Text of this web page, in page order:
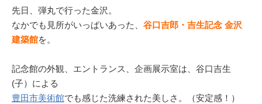
先日、弾丸で行った金沢。
なかでも見所がいっぱいあった、 谷口吉郎・吉生記念 金沢
建築館を。
記念館の外観、エントランス、企画展示室は、谷口吉生
(子）による
豊田市美術館でも感じた洗練された美しさ。（安定感！）